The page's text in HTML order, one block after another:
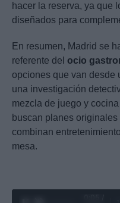
hacer la reserva, ya que
diseñados para
En resumen, Madrid se
referente del ocio
opciones que van desde
una investigación
mezcla de juego y
buscan planes
combinan
mesa.